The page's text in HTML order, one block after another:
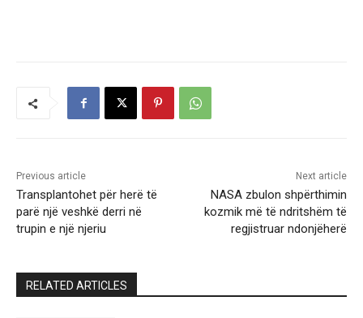
Previous article
Transplantohet për herë të
parë një veshkë derri në
trupin e një njeriu
Next article
NASA zbulon shpërthimin
kozmik më të ndritshëm të
regjistruar ndonjëherë
RELATED ARTICLES